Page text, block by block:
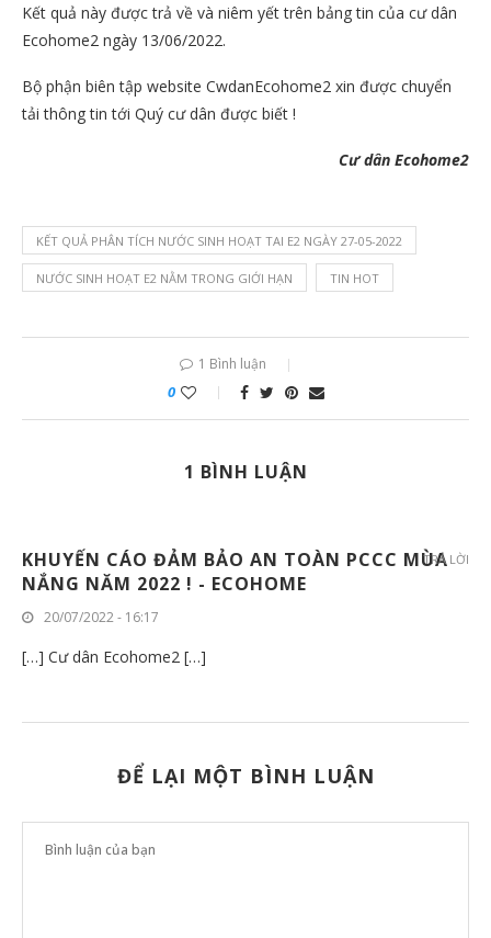
Kết quả này được trả về và niêm yết trên bảng tin của cư dân
Ecohome2 ngày 13/06/2022.
Bộ phận biên tập website CwdanEcohome2 xin được chuyển
tải thông tin tới Quý cư dân được biết !
Cư dân Ecohome2
KẾT QUẢ PHÂN TÍCH NƯỚC SINH HOẠT TAI E2 NGÀY 27-05-2022
NƯỚC SINH HOẠT E2 NẰM TRONG GIỚI HẠN TIN HOT
1 Bình luận
0
1 BÌNH LUẬN
KHUYẾN CÁO ĐẢM BẢO AN TOÀN PCCC MÙA
NẮNG NĂM 2022 ! - ECOHOME
20/07/2022 - 16:17
[…] Cư dân Ecohome2 […]
TRẢ LỜI
ĐỂ LẠI MỘT BÌNH LUẬN